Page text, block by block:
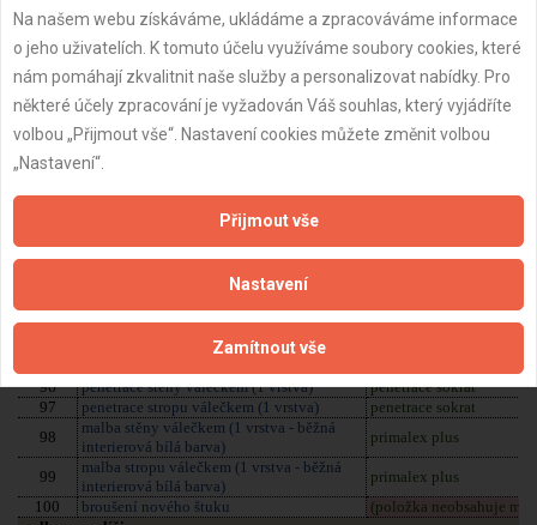
Na našem webu získáváme, ukládáme a zpracováváme informace
o jeho uživatelích. K tomuto účelu využíváme soubory cookies, které
nám pomáhají zkvalitnit naše služby a personalizovat nabídky. Pro
některé účely zpracování je vyžadován Váš souhlas, který vyjádříte
volbou „Přijmout vše“. Nastavení cookies můžete změnit volbou
„Nastavení“.
Přijmout vše
Nastavení
Zamítnout vše